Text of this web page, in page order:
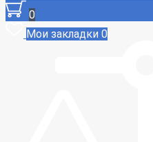
0
Мои закладки 0